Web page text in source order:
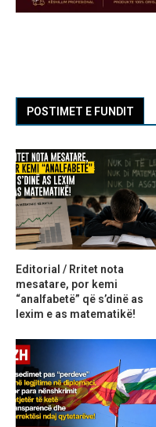
POSTIMET E FUNDIT
Editorial / Rritet nota
mesatare, por kemi
“analfabetë” që s’dinë as
lexim e as matematikë!